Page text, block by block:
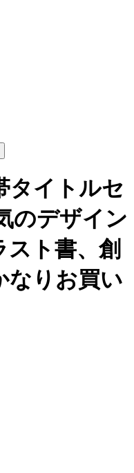
タイトルセ
のデザイン
ト書、創
なりお買い